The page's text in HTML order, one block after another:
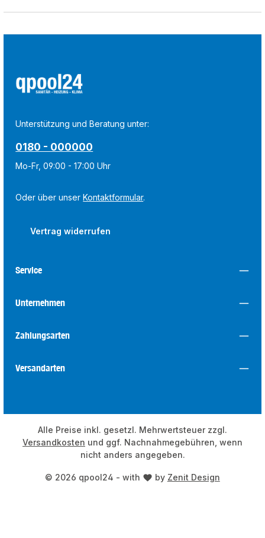
Unterstützung und Beratung unter:
0180 - 000000
Mo-Fr, 09:00 - 17:00 Uhr
Oder über unserKontaktformular.
Vertrag widerrufen
Service
Unternehmen
Zahlungsarten
Versandarten
© 2026 qpool24 - with by Zenit Design
Alle Preise inkl. gesetzl. Mehrwertsteuer zzgl.
Versandkosten und ggf. Nachnahmegebühren, wenn
nicht anders angegeben.